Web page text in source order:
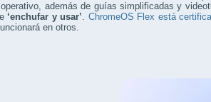
además de guías simplificadas y
‘enchufar y usar’ ChromeOS Flex está
en otros.